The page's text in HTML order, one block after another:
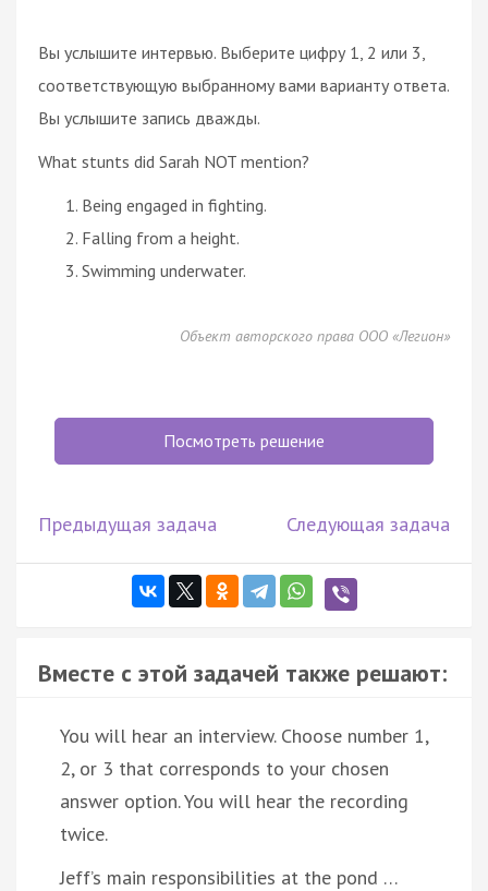
Вы услышите интервью. Выберите цифру 1, 2 или 3,
соответствующую выбранному вами варианту ответа.
Вы услышите запись дважды.
What stunts did Sarah NOT mention?
Being engaged in fighting.
Falling from a height.
Swimming underwater.
Объект авторского права ООО «Легион»
Посмотреть решение
Предыдущая задача Следующая задача
Вместе с этой задачей также решают:
You will hear an interview. Choose number 1,
2, or 3 that corresponds to your chosen
answer option. You will hear the recording
twice.
Jeff’s main responsibilities at the pond …